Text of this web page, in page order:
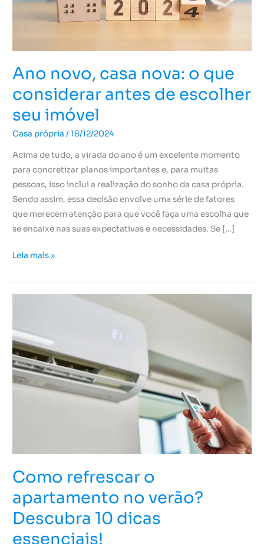
Ano novo, casa nova: o que
considerar antes de escolher
seu imóvel
Casa própria /18/12/2024
Acima de tudo, a virada do ano é um excelente momento
para concretizar planos importantes e, para muitas
pessoas, isso inclui a realização do sonho da casa própria.
Sendo assim, essa decisão envolve uma série de fatores
que merecem atenção para que você faça uma escolha que
se encaixe nas suas expectativas e necessidades. Se […]
Leia mais »
Como refrescar o
apartamento no verão?
Descubra 10 dicas
essenciais!
o
apartamento
no
verão?
Descubra